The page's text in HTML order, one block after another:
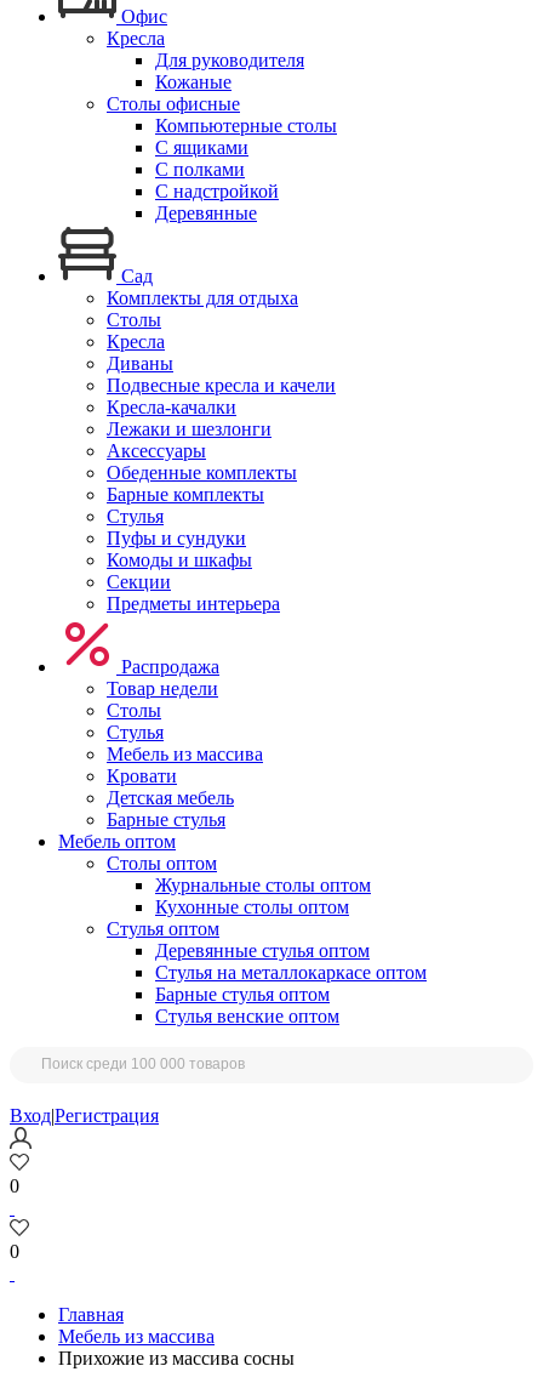
Офис
Кресла
Для руководителя
Кожаные
Столы офисные
Компьютерные столы
С ящиками
С полками
С надстройкой
Деревянные
Сад
Комплекты для отдыха
Столы
Кресла
Диваны
Подвесные кресла и качели
Кресла-качалки
Лежаки и шезлонги
Аксессуары
Обеденные комплекты
Барные комплекты
Стулья
Пуфы и сундуки
Комоды и шкафы
Секции
Предметы интерьера
Распродажа
Товар недели
Столы
Стулья
Мебель из массива
Кровати
Детская мебель
Барные стулья
Мебель оптом
Столы оптом
Журнальные столы оптом
Кухонные столы оптом
Стулья оптом
Деревянные стулья оптом
Стулья на металлокаркасе оптом
Барные стулья оптом
Стулья венские оптом
Вход|Регистрация
0
0
Главная
Мебель из массива
Прихожие из массива сосны